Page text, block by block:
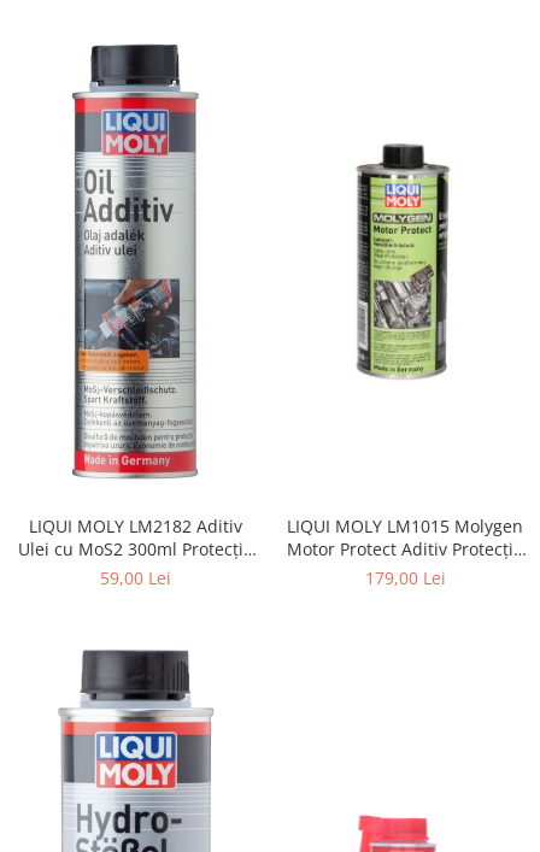
LIQUI MOLY LM2182 Aditiv
Ulei cu MoS2 300ml Protecție
Anti-Uzură
59,00 Lei
LIQUI MOLY LM1015 Molygen
Motor Protect Aditiv Protecție
Motor 500ml
179,00 Lei